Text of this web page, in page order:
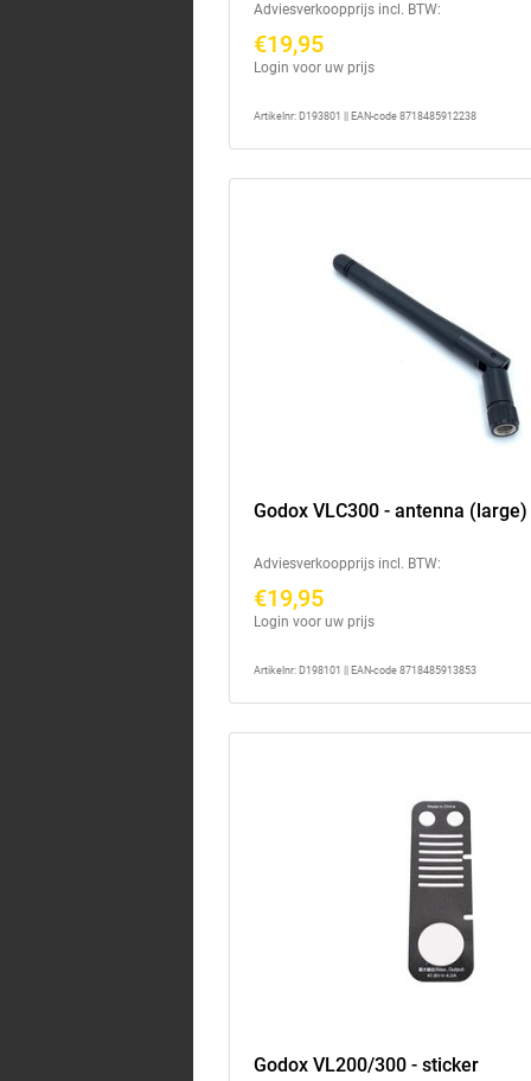
Adviesverkoopprijs incl. BTW:
€19,95
Login voor uw prijs
Artikelnr: D193801 || EAN-code 8718485912238
Godox VLC300 - antenna (large)
Adviesverkoopprijs incl. BTW:
€19,95
Login voor uw prijs
Artikelnr: D198101 || EAN-code 8718485913853
Godox VL200/300 - sticker